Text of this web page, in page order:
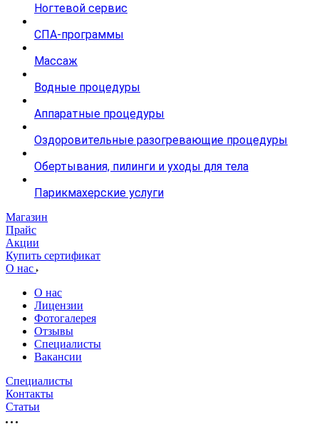
Ногтевой сервис
СПА-программы
Массаж
Водные процедуры
Аппаратные процедуры
Оздоровительные разогревающие процедуры
Обертывания, пилинги и уходы для тела
Парикмахерские услуги
Магазин
Прайс
Акции
Купить сертификат
О нас
О нас
Лицензии
Фотогалерея
Отзывы
Специалисты
Вакансии
Специалисты
Контакты
Статьи